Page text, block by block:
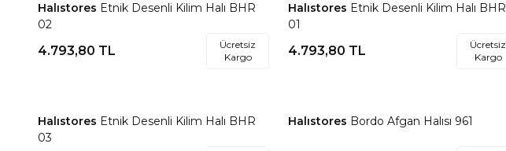
Favorilere Ekle
Halıstores Etnik Desenli Kilim Halı BHR
02
4.793,80 TL
Ücretsiz
Kargo
Favorilere Ekle
Halıstores Etnik Desenli Kilim Halı BHR
01
4.793,80 TL
Ücretsiz
Kargo
Favorilere Ekle
Halıstores Etnik Desenli Kilim Halı BHR
03
Favorilere Ekle
Halıstores Bordo Afgan Halısı 961